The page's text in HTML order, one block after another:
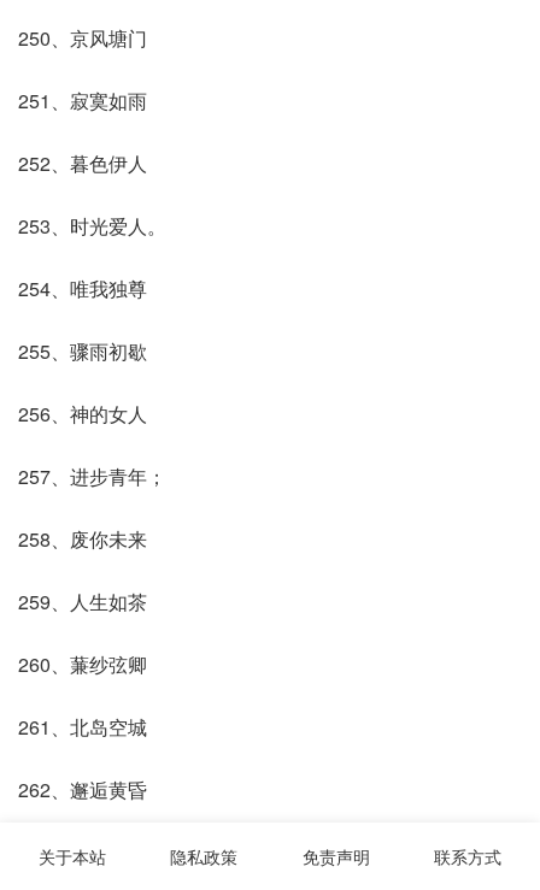
250、京风塘门
251、寂寞如雨
252、暮色伊人
253、时光爱人。
254、唯我独尊
255、骤雨初歇
256、神的女人
257、进步青年；
258、废你未来
259、人生如茶
260、蒹纱弦卿
261、北岛空城
262、邂逅黄昏
263、白瓷挽衾
关于本站 隐私政策 免责声明 联系方式